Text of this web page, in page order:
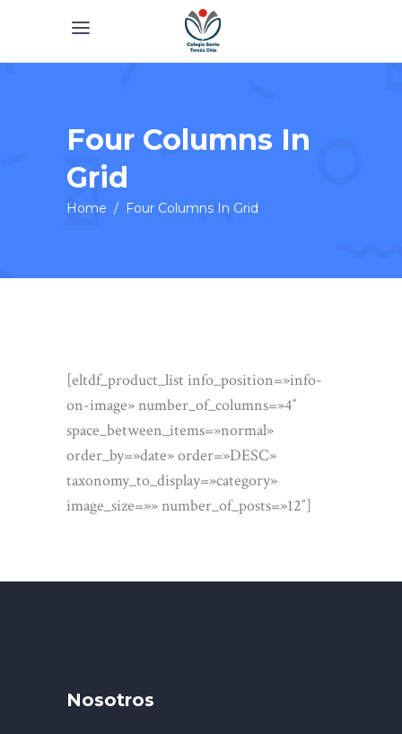
Four Columns In
Grid
Home / Four Columns In Grid
[eltdf_product_list info_position=»info-
on-image» number_of_columns=»4″
space_between_items=»normal»
order_by=»date» order=»DESC»
taxonomy_to_display=»category»
image_size=»» number_of_posts=»12″]
Nosotros